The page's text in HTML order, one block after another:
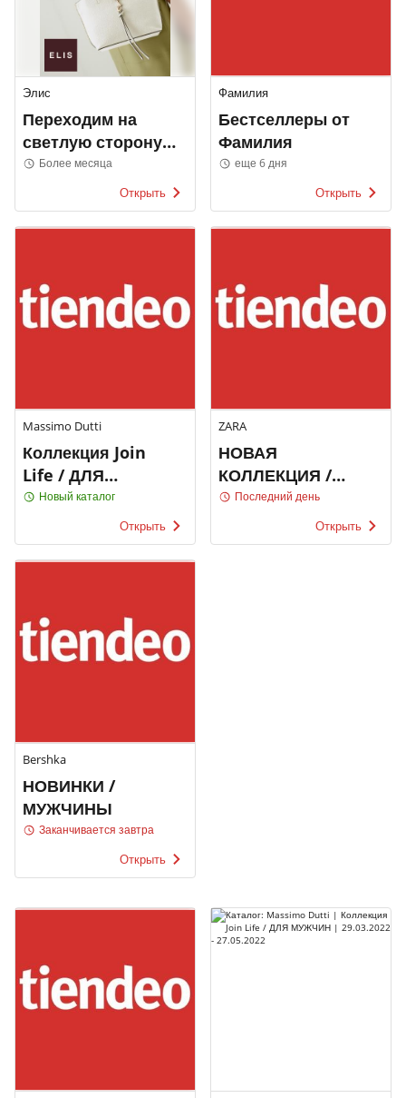
Элис
Переходим на
светлую сторону
Элис
Более месяца
Открыть
Фамилия
Бестселлеры от
Фамилия
еще 6 дня
Открыть
Massimo Dutti
Коллекция Join
Life / ДЛЯ
ЖЕНЩИН
Новый каталог
Открыть
ZARA
НОВАЯ
КОЛЛЕКЦИЯ /
ЖЕНЩИНЫ
Последний день
Открыть
Bershka
НОВИНКИ /
МУЖЧИНЫ
Заканчивается завтра
Открыть